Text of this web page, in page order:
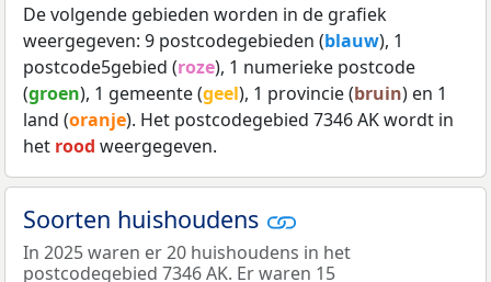
De volgende gebieden worden in de grafiek
weergegeven: 9 postcodegebieden (blauw), 1
postcode5gebied (roze), 1 numerieke postcode
(groen), 1 gemeente (geel), 1 provincie (bruin) en 1
land (oranje). Het postcodegebied 7346 AK wordt in
het rood weergegeven.
Soorten huishoudens
In 2025 waren er 20 huishoudens in het
postcodegebied 7346 AK. Er waren 15